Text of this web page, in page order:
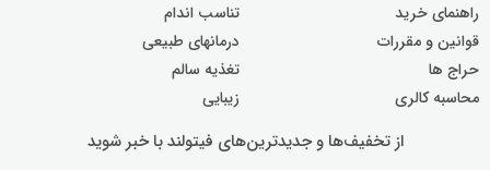
راهنمای خرید
قوانین و مقررات
حراج ها
محاسبه کالری
تناسب اندام
درمانهای طبیعی
تغذیه سالم
زیبایی
از تخفیف‌ها و جدیدترین‌های فیتولند با خبر شوید